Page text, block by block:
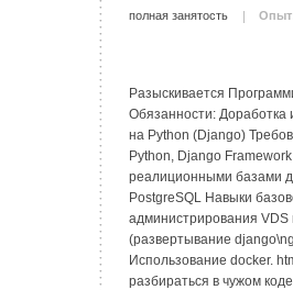
полная занятость
Разыскивается
Обязанности: Доработка
на Python (Django)
Python, Django
реалиционными базами
PostgreSQL Навыки
администрирования
(развертывание
Использование docker.
разбираться в чужом